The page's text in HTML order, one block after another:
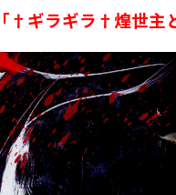
†ギラギラ†煌世主